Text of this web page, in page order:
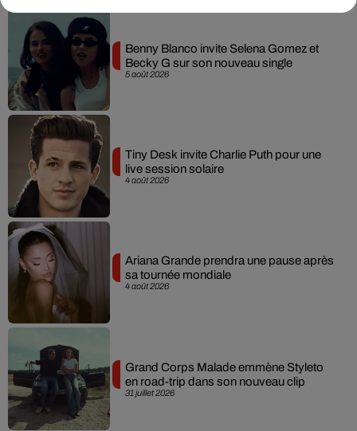
5 août 2026
Benny Blanco invite Selena Gomez et
Becky G sur son nouveau single
4 août 2026
Tiny Desk invite Charlie Puth pour une
live session solaire
4 août 2026
Ariana Grande prendra une pause après
sa tournée mondiale
31 juillet 2026
Grand Corps Malade emmène Styleto
en road-trip dans son nouveau clip